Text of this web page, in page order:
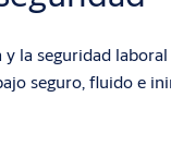
la seguridad
seguro, fluido e